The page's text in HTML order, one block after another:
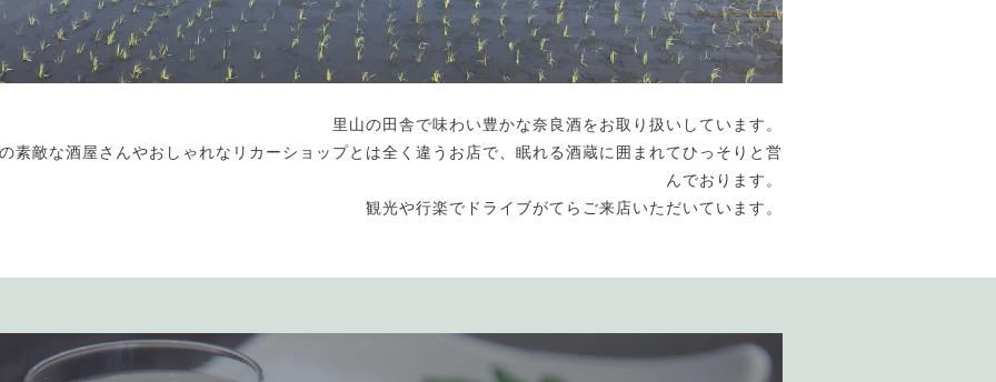
里山の田舎で味わい豊かな奈良酒をお取り扱いしています。
素敵な酒屋さんやおしゃれなリカーショップとは全く違うお店で、眠れる酒蔵に囲まれてひっそりと営
んでおります。
観光や行楽でドライブがてらご来店いただいています。